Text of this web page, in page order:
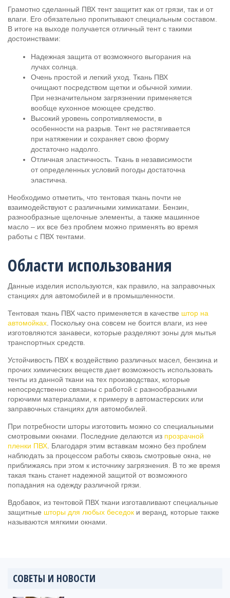
Грамотно сделанный ПВХ тент защитит как от грязи, так и от
влаги. Его обязательно пропитывают специальным составом.
В итоге на выходе получается отличный тент с такими
достоинствами:
Надежная защита от возможного выгорания на
лучах солнца.
Очень простой и легкий уход. Ткань ПВХ
очищают посредством щетки и обычной химии.
При незначительном загрязнении применяется
вообще кухонное моющее средство.
Высокий уровень сопротивляемости, в
особенности на разрыв. Тент не растягивается
при натяжении и сохраняет свою форму
достаточно надолго.
Отличная эластичность. Ткань в независимости
от определенных условий погоды достаточна
эластична.
Необходимо отметить, что тентовая ткань почти не
взаимодействуют с различными химикатами. Бензин,
разнообразные щелочные элементы, а также машинное
масло – их все без проблем можно применять во время
работы с ПВХ тентами.
Области использования
Данные изделия используются, как правило, на заправочных
станциях для автомобилей и в промышленности.
Тентовая ткань ПВХ часто применяется в качестве штор на
автомойках . Поскольку она совсем не боится влаги, из нее
изготовляются занавеси, которые разделяют зоны для мытья
транспортных средств.
Устойчивость ПВХ к воздействию различных масел, бензина и
прочих химических веществ дает возможность использовать
тенты из данной ткани на тех производствах, которые
непосредственно связаны с работой с разнообразными
горючими материалами, к примеру в автомастерских или
заправочных станциях для автомобилей.
При потребности шторы изготовить можно со специальными
смотровыми окнами. Последние делаются из прозрачной
пленки ПВХ . Благодаря этим вставкам можно без проблем
наблюдать за процессом работы сквозь смотровые окна, не
приближаясь при этом к источнику загрязнения. В то же время
такая ткань станет надежной защитой от возможного
попадания на одежду различной грязи.
Вдобавок, из тентовой ПВХ ткани изготавливают специальные
защитные шторы для любых беседок и веранд, которые также
называются мягкими окнами.
СОВЕТЫ И НОВОСТИ